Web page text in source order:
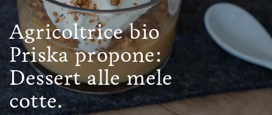
Agricoltrice bio
Priska propone:
Dessert alle mele
cotte.